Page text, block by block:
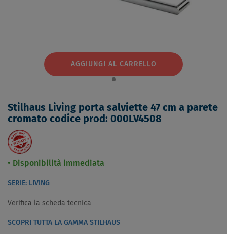
AGGIUNGI AL CARRELLO
Stilhaus Living porta salviette 47 cm a parete
cromato codice prod: 000LV4508
Disponibilità immediata
SERIE: LIVING
Verifica la scheda tecnica
SCOPRI TUTTA LA GAMMA STILHAUS